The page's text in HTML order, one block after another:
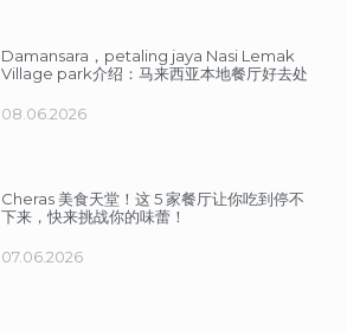
Damansara，petaling jaya Nasi Lemak
Village park介绍：马来西亚本地餐厅好去处
08.06.2026
Cheras 美食天堂！这 5 家餐厅让你吃到停不
下来，快来挑战你的味蕾！
07.06.2026